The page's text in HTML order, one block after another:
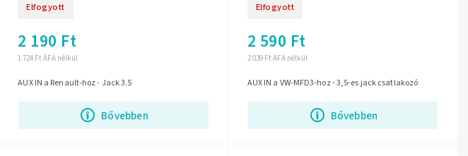
Elfogyott
1 724 Ft ÁFA nélkül
2 190 Ft
Bővebben
AUX IN a Renault-hoz - Jack 3.5
Elfogyott
2 039 Ft ÁFA nélkül
2 590 Ft
Bővebben
AUX IN a VW-MFD3-hoz - 3,5-es jack csatlakozó